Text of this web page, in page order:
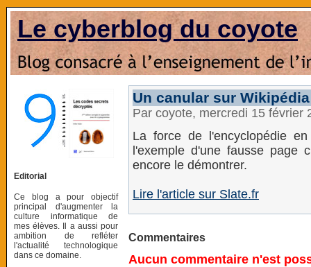
Le cyberblog du coyote
Editorial
Ce blog a pour objectif
principal d'augmenter la
culture informatique de
mes élèves. Il a aussi pour
ambition de refléter
l'actualité technologique
dans ce domaine.
Un canular sur Wikipédia
Par coyote, mercredi 15 février
La force de l'encyclopédie
l'exemple d'une fausse page
encore le démontrer.
Lire l'article sur Slate.fr
Commentaires
Aucun commentaire n'est